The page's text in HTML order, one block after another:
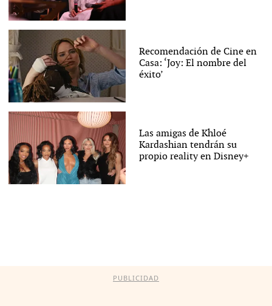
Recomendación de Cine en
Casa: ‘Joy: El nombre del
éxito’
Las amigas de Khloé
Kardashian tendrán su
propio reality en Disney+
PUBLICIDAD